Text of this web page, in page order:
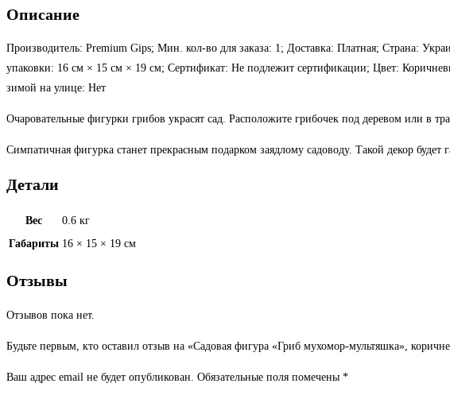
Описание
Производитель: Premium Gips; Мин. кол-во для заказа: 1; Доставка: Платная; Страна:
упаковки: 16 см × 15 см × 19 см; Сертификат: Не подлежит сертификации; Цвет:
зимой на улице: Нет
Очаровательные фигурки грибов украсят сад. Расположите грибочек под деревом или в
Симпатичная фигурка станет прекрасным подарком заядлому садоводу. Такой декор
Детали
Вес
0.6 кг
Габариты 16 × 15 × 19 см
Отзывы
Отзывов пока нет.
Будьте первым, кто оставил отзыв на «Садовая фигура «Гриб мухомор-мультяшка»,
Ваш адрес email не будет опубликован. Обязательные поля помечены *